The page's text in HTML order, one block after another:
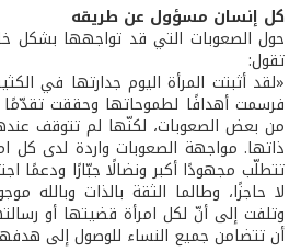
كل إنسان مسؤول عن طريقه
حول الصعوبات التي قد تواجهها بشكل
تقول:
«لقد أثبتت المرأة اليوم جدارتها في
فرسمت أهدافًا لطموحاتها وحققت تقدّمًا
من بعض الصعوبات، لكنّها لم تتوقف
ذاتها. مواجهة الصعوبات واردة لدى كل
تتطلّب مجهودًا أكبر ونضالًا جبّارًا ودعمًا
لا حاجزًا، وطالما الثقة بالذات وبالله
وتلفت إلى أنّ لكل امرأة قضيتها أو
أن تتضامن جميع النساء للوصول إلى